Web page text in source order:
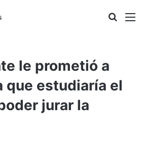
Buscar
le prometió a
que estudiaría el
jurar la